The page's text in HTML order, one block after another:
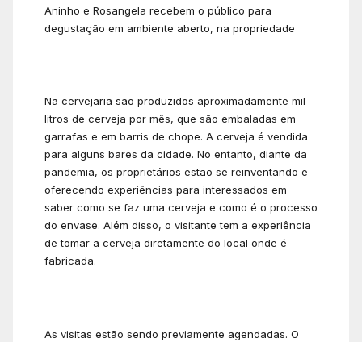
Aninho e Rosangela recebem o público para
degustação em ambiente aberto, na propriedade
Na cervejaria são produzidos aproximadamente mil
litros de cerveja por mês, que são embaladas em
garrafas e em barris de chope. A cerveja é vendida
para alguns bares da cidade. No entanto, diante da
pandemia, os proprietários estão se reinventando e
oferecendo experiências para interessados em
saber como se faz uma cerveja e como é o processo
do envase. Além disso, o visitante tem a experiência
de tomar a cerveja diretamente do local onde é
fabricada.
As visitas estão sendo previamente agendadas. O